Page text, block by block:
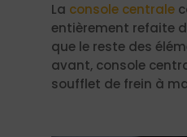
La console centrale
entièrement refaite
que le reste des
avant, console
soufflet de frein à